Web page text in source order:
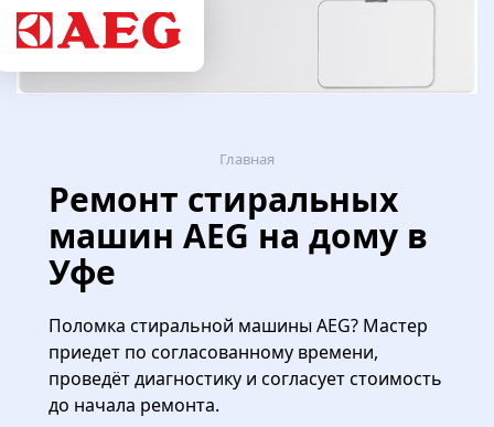
Главная
Ремонт стиральных
машин AEG на дому в
Уфе
Поломка стиральной машины AEG? Мастер
приедет по согласованному времени,
проведёт диагностику и согласует стоимость
до начала ремонта.